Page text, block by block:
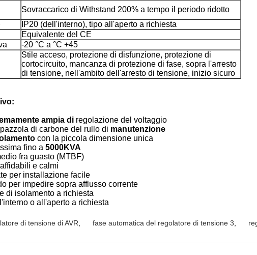
Sovraccarico di Withstand 200% a tempo il periodo ridotto
IP20 (dell'interno), tipo all'aperto a richiesta
Equivalente del CE
-20 °C a °C +45
Stile acceso, protezione di disfunzione, protezione di
cortocircuito, mancanza di protezione di fase, sopra l'arresto
di tensione, nell'ambito dell'arresto di tensione, inizio sicuro
ampia di regolazione del voltaggio
di carbone del rullo di manutenzione
con la piccola dimensione unica
fino a 5000KVA
fra guasto (MTBF)
e calmi
per installazione facile
per impedire sopra afflusso corrente
di isolamento a richiesta
o all'aperto a richiesta
di tensione di AVR fase automatica del regolatore di tensione 3